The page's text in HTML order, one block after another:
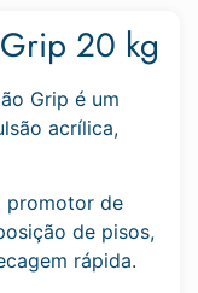
20 kg
Grip é um
acrílica,
promotor de
de pisos,
rápida.